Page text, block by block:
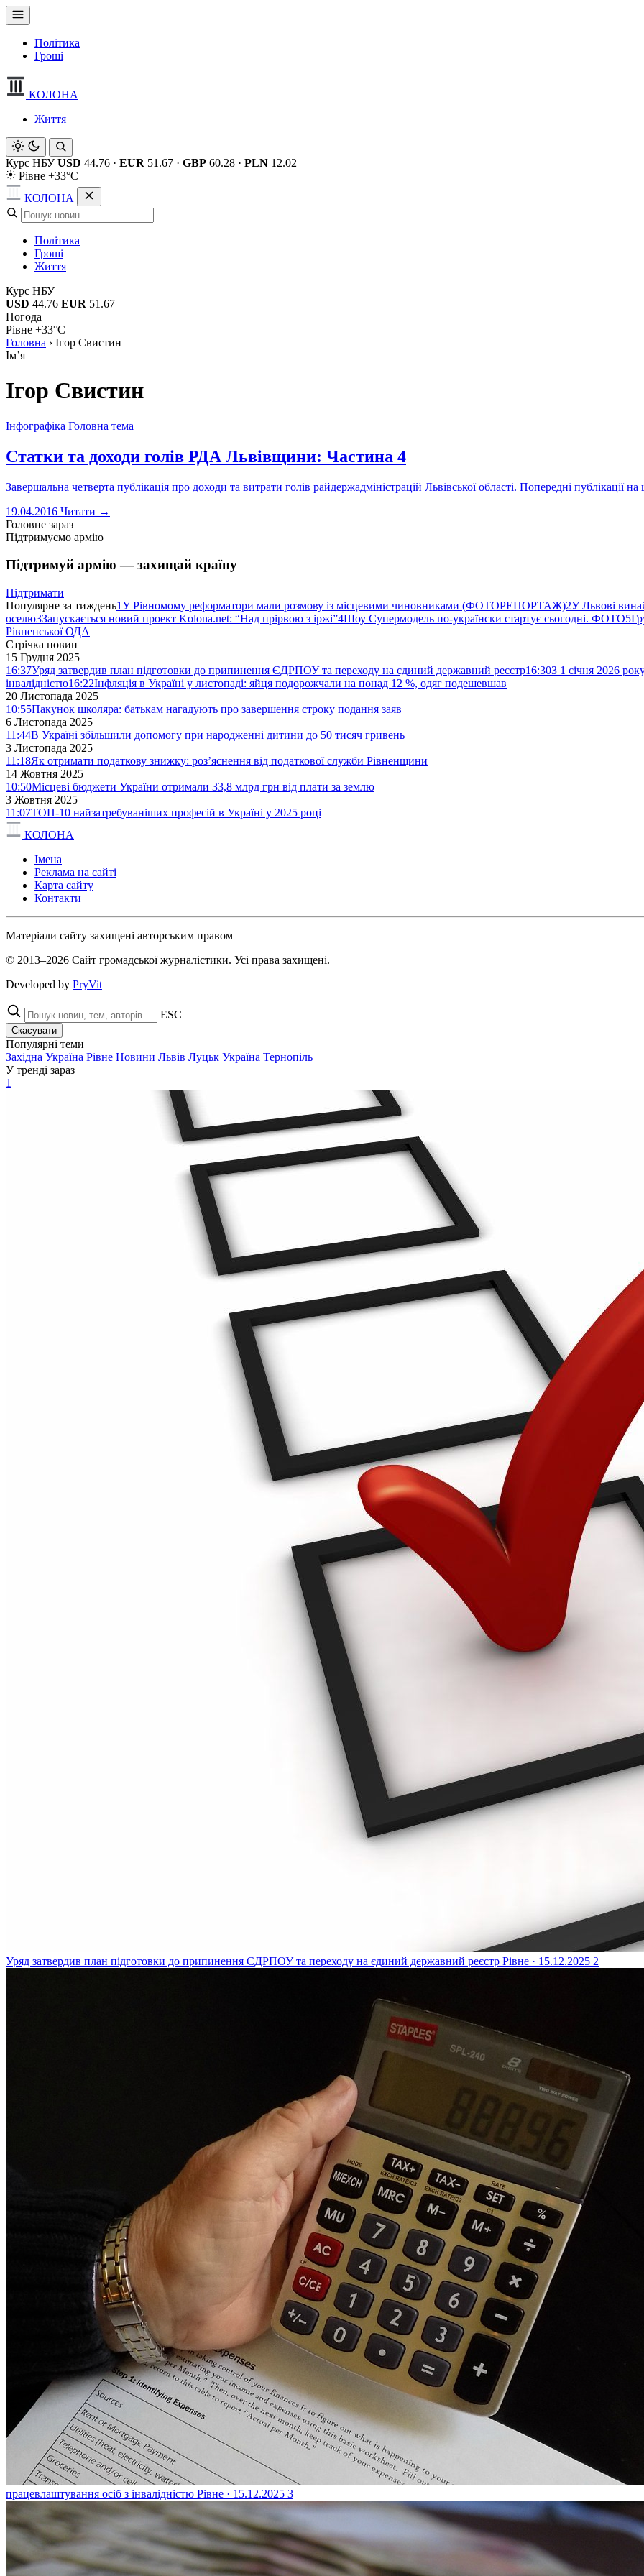
Політика
Гроші
КОЛОНА
Життя
Курс НБУ USD 44.76 · EUR 51.67 · GBP 60.28 · PLN 12.02
Рівне +33°C
КОЛОНА
Політика
Гроші
Життя
Курс НБУ
USD 44.76 EUR 51.67
Погода
Рівне +33°C
Головна › Ігор Свистин
Імʼя
Ігор Свистин
Інфографіка Головна тема
Статки та доходи голів РДА Львівщини: Частина 4
Завершальна четверта публікація про доходи та витрати голів райдержадміністрацій Львівської області. Попередні публікації
19.04.2016 Читати →
Головне зараз
Підтримуємо армію
Підтримуй армію — захищай країну
Підтримати
Популярне за тиждень1У Рівномому реформатори мали розмову із місцевими чиновниками (ФОТОРЕПОРТАЖ)2У Львові
оселю3Запускається новий проект Kolona.net: “Над прірвою з іржі”4Шоу Супермодель по-українски стартує сьогодні. ФОТО5
Рівненської ОДА
Стрічка новин
15 Грудня 2025
16:37Уряд затвердив план підготовки до припинення ЄДРПОУ та переходу на єдиний державний реєстр16:30З 1 січня 2026
інвалідністю16:22Інфляція в Україні у листопаді: яйця подорожчали на понад 12 %, одяг подешевшав
20 Листопада 2025
10:55Пакунок школяра: батькам нагадують про завершення строку подання заяв
6 Листопада 2025
11:44В Україні збільшили допомогу при народженні дитини до 50 тисяч гривень
3 Листопада 2025
11:18Як отримати податкову знижку: роз’яснення від податкової служби Рівненщини
14 Жовтня 2025
10:50Місцеві бюджети України отримали 33,8 млрд грн від плати за землю
3 Жовтня 2025
11:07ТОП-10 найзатребуваніших професій в Україні у 2025 році
КОЛОНА
Імена
Реклама на сайті
Карта сайту
Контакти
Матеріали сайту захищені авторським правом
© 2013–2026 Сайт громадської журналістики. Усі права захищені.
Developed by PryVit
ESC
Скасувати
Популярні теми
Західна Україна Рівне Новини Львів Луцьк Україна Тернопіль
У тренді зараз
1
Уряд затвердив план підготовки до припинення ЄДРПОУ та переходу на єдиний державний реєстр Рівне · 15.12.2025 2
працевлаштування осіб з інвалідністю Рівне · 15.12.2025 3